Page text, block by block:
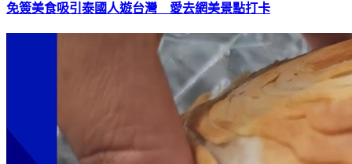
免簽美食吸引泰國人遊台灣 愛去網美景點打卡